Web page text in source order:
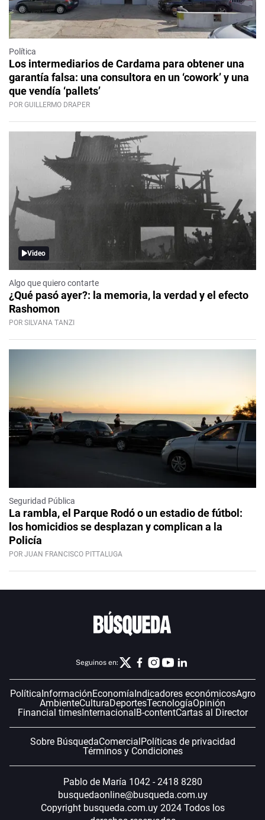
Política
Los intermediarios de Cardama para obtener una
garantía falsa: una consultora en un ‘cowork’ y una
que vendía ‘pallets’
POR GUILLERMO DRAPER
Video
Algo que quiero contarte
¿Qué pasó ayer?: la memoria, la verdad y el efecto
Rashomon
POR SILVANA TANZI
Seguridad Pública
La rambla, el Parque Rodó o un estadio de fútbol:
los homicidios se desplazan y complican a la
Policía
POR JUAN FRANCISCO PITTALUGA
Seguinos en:
PolíticaInformaciónEconomíaIndicadores económicosAgro
AmbienteCulturaDeportesTecnologíaOpinión
Financial timesInternacionalB-contentCartas al Director
Sobre BúsquedaComercialPolíticas de privacidad
Términos y Condiciones
Pablo de María 1042 - 2418 8280
busquedaonline@busqueda.com.uy
Copyright busqueda.com.uy 2024 Todos los